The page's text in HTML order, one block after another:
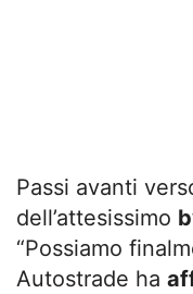
Passi avanti
dell’attesissimo
“Possiamo
Autostrade ha